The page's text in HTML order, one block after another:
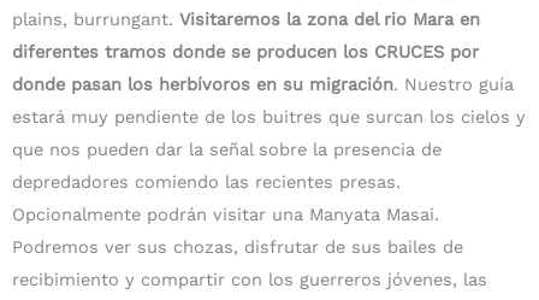
plains, burrungant. Visitaremos la zona del rio Mara en
diferentes tramos donde se producen los CRUCES por
donde pasan los herbívoros en su migración. Nuestro guía
estará muy pendiente de los buitres que surcan los cielos y
que nos pueden dar la señal sobre la presencia de
depredadores comiendo las recientes presas.
Opcionalmente podrán visitar una Manyata Masai.
Podremos ver sus chozas, disfrutar de sus bailes de
recibimiento y compartir con los guerreros jóvenes, las